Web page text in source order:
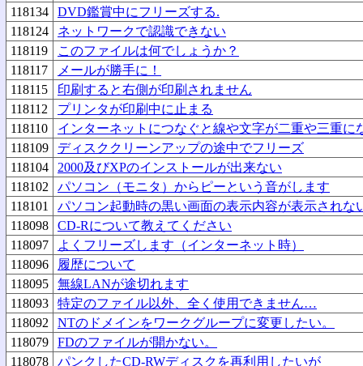
118134
DVD鑑賞中にフリーズする.
118124
ネットワークで認識できない
118119
このファイルは何でしょうか？
118117
メールが勝手に！
118115
印刷すると右側が印刷されません
118112
プリンタが印刷中に止まる
118110
インターネットにつなぐと線や文字が二重や三重に
118109
ディスククリーンアップの途中でフリーズ
118104
2000及びXPのインストールが出来ない
118102
パソコン（モニタ）からピーという音がします
118101
パソコン起動時の黒い画面の表示内容が表示されな
118098
CD-Rについて教えてください
118097
よくフリーズします（インターネット時）
118096
履歴について
118095
無線LANが途切れます
118093
特定のファイル以外、全く使用できません…
118092
NTのドメインをワークグループに変更したい。
118079
FDのファイルが開かない。
118078
パンクしたCD-RWディスクを再利用したいが